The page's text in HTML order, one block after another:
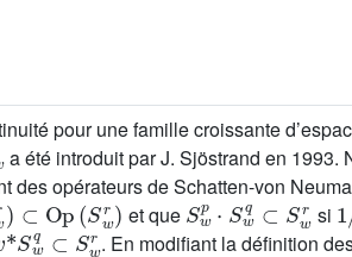
pour une famille croissante
a été introduit par J. Sjöstrand en 1993.
opérateurs de Schatten-von
r)⊂Op(Swr)
et que
Swp·Swq⊂Swr
si
1
w*Swq⊂Swr
. En modifiant la définition